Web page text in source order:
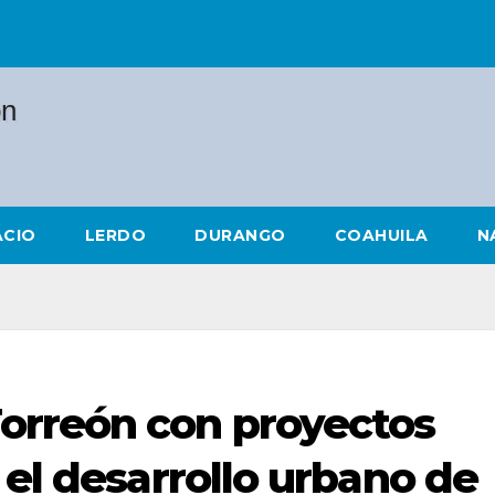
LERDO DURANGO COAHUILA
con proyectos
desarrollo urbano de